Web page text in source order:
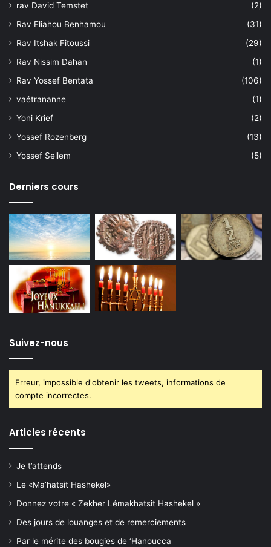
rav David Temstet
(2)
Rav Eliahou Benhamou
(31)
Rav Itshak Fitoussi
(29)
Rav Nissim Dahan
(1)
Rav Yossef Bentata
(106)
vaétrananne
(1)
Yoni Krief
(2)
Yossef Rozenberg
(13)
Yossef Sellem
(5)
Derniers cours
Suivez-nous
Erreur, impossible d'obtenir les tweets, informations de
compte incorrectes.
Articles récents
Je t’attends
Le «Ma’hatsit Hashekel»
Donnez votre « Zekher Lémakhatsit Hashekel »
Des jours de louanges et de remerciements
Par le mérite des bougies de ‘Hanoucca